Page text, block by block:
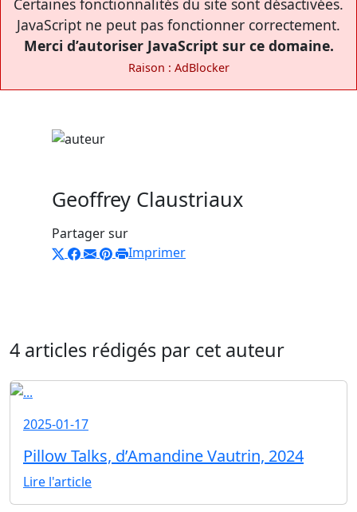
JavaScript ne peut pas fonctionner correctement.
Merci d’autoriser JavaScript sur ce domaine.
Raison : AdBlocker
Geoffrey Claustriaux
Partager sur
Imprimer
4 articles rédigés par cet auteur
2025-01-17
Pillow Talks, d’Amandine Vautrin, 2024
Lire l'article